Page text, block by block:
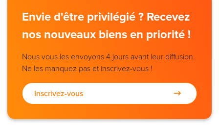
Envie d'être privilégié ? Recevez
nos nouveaux biens en priorité !
Nous vous les envoyons 4 jours avant leur diffusion.
Ne les manquez pas et inscrivez-vous !
Inscrivez-vous